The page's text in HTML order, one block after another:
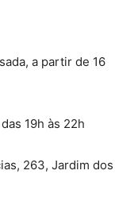
a partir de 16
19h às 22h
263, Jardim dos